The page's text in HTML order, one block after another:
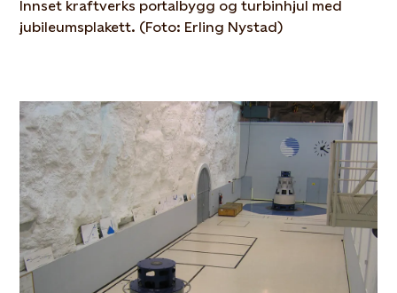
Innset kraftverks portalbygg og turbinhjul med
jubileumsplakett. (Foto: Erling Nystad)